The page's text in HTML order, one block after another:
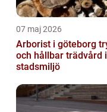
07 maj 2026
Arborist i göteborg trygg
och hållbar trädvård i
stadsmiljö